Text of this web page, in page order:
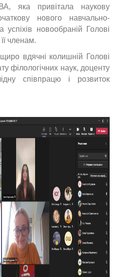
яка привітала наукову
нового навчально-
новообраній Голові
членам.
вдячні колишній Голові
філологічних наук, доценту
співпрацю і розвиток